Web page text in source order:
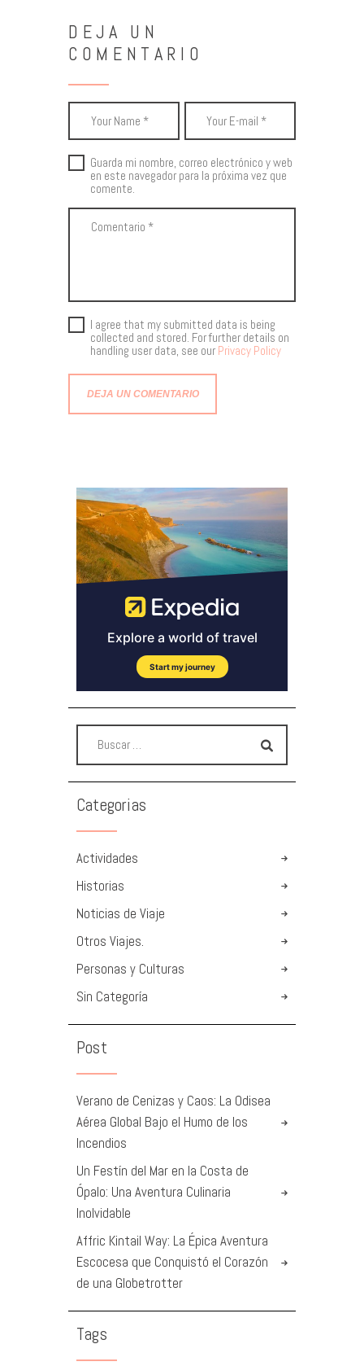
DEJA UN
COMENTARIO
Guarda mi nombre, correo electrónico y web
en este navegador para la próxima vez que
comente.
I agree that my submitted data is being
collected and stored. For further details on
handling user data, see our Privacy Policy
Categorias
Actividades
Historias
Noticias de Viaje
Otros Viajes.
Personas y Culturas
Sin Categoría
Post
Verano de Cenizas y Caos: La Odisea
Aérea Global Bajo el Humo de los
Incendios
Un Festín del Mar en la Costa de
Ópalo: Una Aventura Culinaria
Inolvidable
Affric Kintail Way: La Épica Aventura
Escocesa que Conquistó el Corazón
de una Globetrotter
Tags